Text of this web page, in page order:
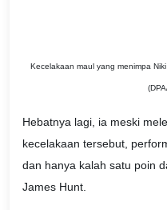
Kecelakaan maul yang menimpa
Hebatnya lagi, ia meski
kecelakaan tersebut,
dan hanya kalah satu poin
James Hunt.